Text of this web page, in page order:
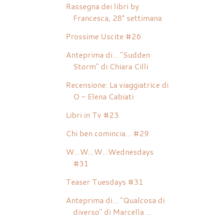
Rassegna dei libri by
Francesca, 28° settimana
Prossime Uscite #26
Anteprima di... "Sudden
Storm" di Chiara Cilli
Recensione: La viaggiatrice di
O - Elena Cabiati
Libri in Tv #23
Chi ben comincia... #29
W...W...W...Wednesdays
#31
Teaser Tuesdays #31
Anteprima di... "Qualcosa di
diverso" di Marcella ...